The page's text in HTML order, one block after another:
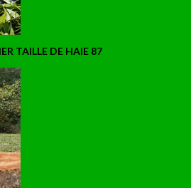
TAILLE DE HAIE 87